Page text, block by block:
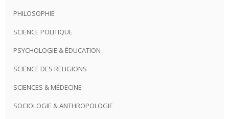
PHILOSOPHIE
SCIENCE POLITIQUE
PSYCHOLOGIE & ÉDUCATION
SCIENCE DES RELIGIONS
SCIENCES & MÉDECINE
SOCIOLOGIE & ANTHROPOLOGIE